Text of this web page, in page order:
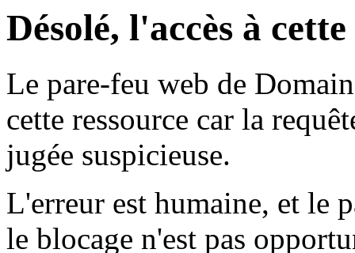
Désolé, l'accès à
Le pare-feu web de
cette ressource car la
jugée suspicieuse.
L'erreur est humaine, et le
le blocage n'est pas